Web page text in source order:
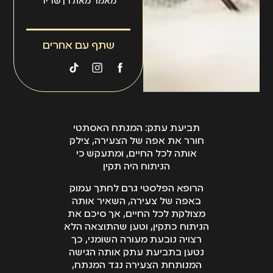
בהצלחה וללא כל פגם
שתף עם אחרים
תביעת עתק: המנתח האסתטי
חורר את אפה של הצעירה, צילק
אותה לכל החיים, ומתעקש כי
הניתוח היה תקין
הרופא הפלסטי גרם לחתך עמוק
באפה של צעירה, השאיר אותה
מצולקת לכל החיים, אך סיכם את
הניתוח כתקין, וטען שהתוצאה הלא
רצויה נובעת מעורה השומני, כך
נטען בתביעת עתק אותה הגישה
המנותחת הצעירה נגד המנתח,